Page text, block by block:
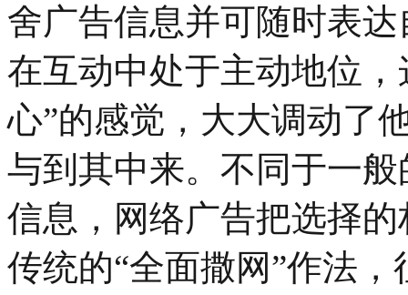
舍广告信息并可随时表
在互动中处于主动地位
心”的感觉，大大调动了
与到其中来。不同于一
信息，网络广告把选择
传统的“全面撒网”作法